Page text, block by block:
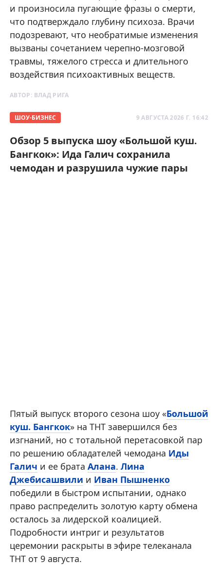
и произносила пугающие фразы о смерти,
что подтверждало глубину психоза. Врачи
подозревают, что необратимые изменения
вызваны сочетанием черепно-мозговой
травмы, тяжелого стресса и длительного
воздействия психоактивных веществ.
АВТОР: ВЛАД РИГА
ШОУ-БИЗНЕС 9 АВГУСТА 2026 Г. 16:42
Обзор 5 выпуска шоу «Большой куш.
Бангкок»: Ида Галич сохранила
чемодан и разрушила чужие пары
Пятый выпуск второго сезона шоу «Большой
куш. Бангкок» на ТНТ завершился без
изгнаний, но с тотальной перетасовкой пар
по решению обладателей чемодана Иды
Галич и ее брата Алана. Лина
Джебисашвили и Иван Пышненко
победили в быстром испытании, однако
право распределить золотую карту обмена
осталось за лидерской коалицией.
Подробности интриг и результатов
церемонии раскрыты в эфире телеканала
ТНТ от 9 августа.